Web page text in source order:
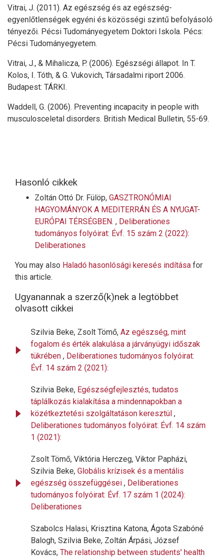
Vitrai, J. (2011). Az egészség és az egészség-
egyenlőtlenségek egyéni és közösségi szintű befolyásoló
tényezői. Pécsi Tudományegyetem Doktori Iskola. Pécs:
Pécsi Tudományegyetem.
Vitrai, J., & Mihalicza, P. (2006). Egészségi állapot. In T.
Kolos, I. Tóth, & G. Vukovich, Társadalmi riport 2006.
Budapest: TÁRKI.
Waddell, G. (2006). Preventing incapacity in people with
musculosceletal disorders. British Medical Bulletin, 55-69.
Hasonló cikkek
Zoltán Ottó Dr. Fülöp, GASZTRONÓMIAI
HAGYOMÁNYOK A MEDITERRÁN ÉS A NYUGAT-
EURÓPAI TÉRSÉGBEN. , Deliberationes
tudományos folyóirat: Évf. 15 szám 2 (2022):
Deliberationes
You may also Haladó hasonlósági keresés indítása for
this article.
Ugyanannak a szerző(k)nek a legtöbbet
olvasott cikkei
Szilvia Beke, Zsolt Tömő, Az egészség, mint
fogalom és érték alakulása a járványügyi időszak
tükrében , Deliberationes tudományos folyóirat:
Évf. 14 szám 2 (2021):
Szilvia Beke, Egészségfejlesztés, tudatos
táplálkozás kialakítása a mindennapokban a
közétkeztetési szolgáltatáson keresztül ,
Deliberationes tudományos folyóirat: Évf. 14 szám
1 (2021):
Zsolt Tömő, Viktória Herczeg, Viktor Papházi,
Szilvia Beke, Globális krízisek és a mentális
egészség összefüggései , Deliberationes
tudományos folyóirat: Évf. 17 szám 1 (2024):
Deliberationes
Szabolcs Halasi, Krisztina Katona, Ágota Szabóné
Balogh, Szilvia Beke, Zoltán Árpási, József
Kovács, The relationship between students' health